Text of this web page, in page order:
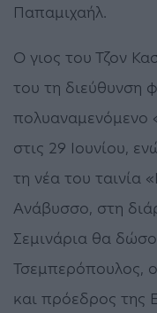
Παπαμιχαήλ.
Ο γιος του Τζον
του τη διεύθυνση
πολυαναμενόμενο
στις 29 Ιουνίου,
τη νέα του ταινία
Ανάβυσσο, στη
Σεμινάρια θα
Τσεμπερόπουλος,
και πρόεδρος της